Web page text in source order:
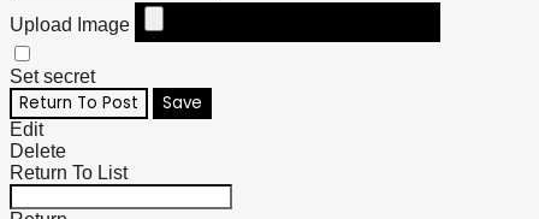
Upload Image
Set secret
Return To Post Save
Edit
Delete
Return To List